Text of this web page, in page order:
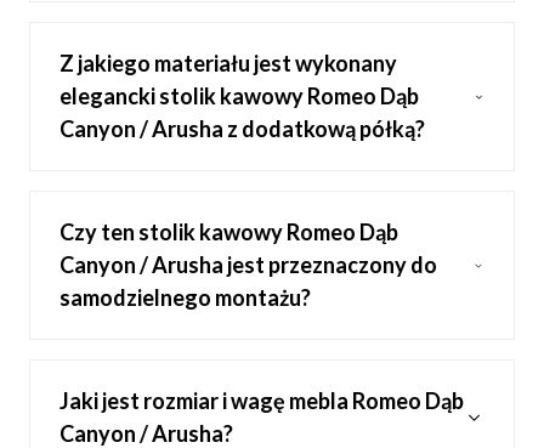
Z jakiego materiału jest wykonany
elegancki stolik kawowy Romeo Dąb
Canyon / Arusha z dodatkową półką?
Czy ten stolik kawowy Romeo Dąb
Canyon / Arusha jest przeznaczony do
samodzielnego montażu?
Jaki jest rozmiar i wagę mebla Romeo Dąb
Canyon / Arusha?